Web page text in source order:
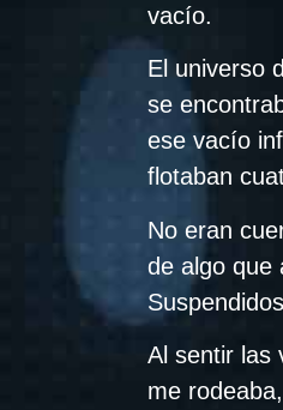
vacío.
El universo
se
ese vacío
flotaban
No eran
de algo que
Al sentir las
me